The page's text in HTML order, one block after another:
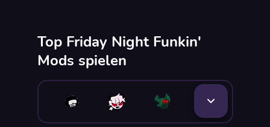
Top Friday Night Funkin'
Mods spielen